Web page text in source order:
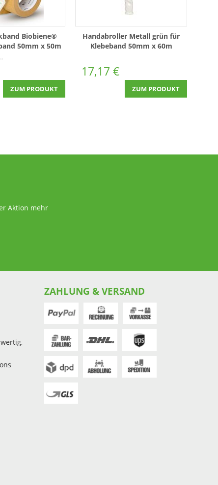
Biobiene®
50mm x 50m
ZUM PRODUKT
Handabroller Metall grün für
Klebeband 50mm x 60m
17,17 €
ZUM PRODUKT
Aktion mehr
ZAHLUNG & VERSAND